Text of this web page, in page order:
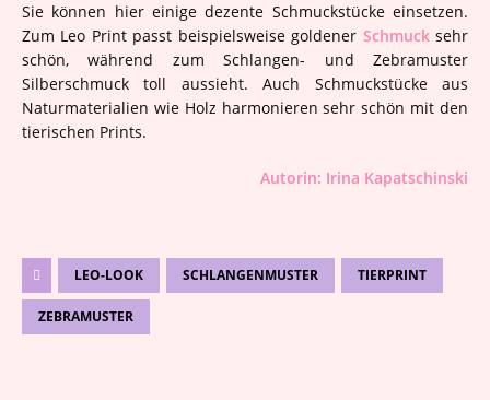
Sie können hier einige dezente Schmuckstücke einsetzen.
Zum Leo Print passt beispielsweise goldener Schmucksehr
schön, während zum Schlangen- und Zebramuster
Silberschmuck toll aussieht. Auch Schmuckstücke aus
Naturmaterialien wie Holz harmonieren sehr schön mit den
tierischen Prints.
Autorin: Irina Kapatschinski
LEO-LOOK SCHLANGENMUSTER TIERPRINT
ZEBRAMUSTER